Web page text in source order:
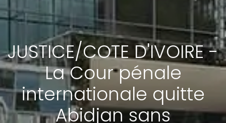
JUSTICE/COTE D'IVOIRE -
La Cour pénale
internationale quitte
Abidjan sans